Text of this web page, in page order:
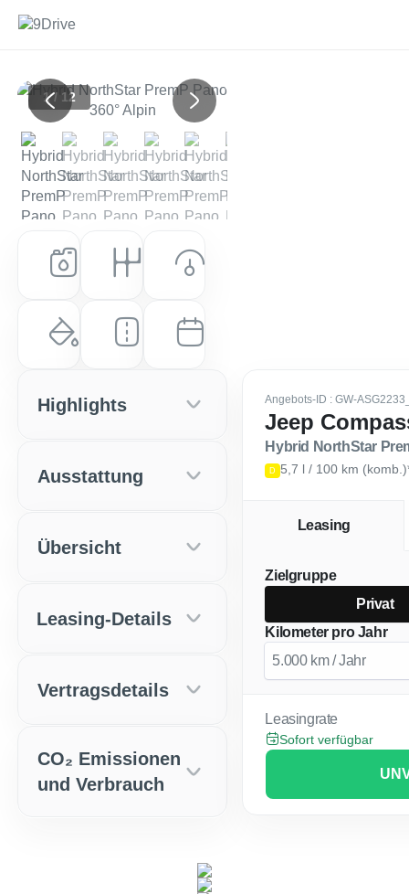
Previous Next
1 / 12
Kraftstoff
Benzin Automatik
Leistung (PS)
131 PS (96 kW)
Farbe
Alpine White / Dach: Schwarz
Laufleistung
10 km
Erstzulassung
EZ: Dez. 2025
Angebots-ID : GW-
Jeep
Hybrid NorthStar
D 5,7 l / 100 km
Leasing
Zielgruppe
Privat
Kilometer pro Jahr
Leasingrate
Sofort verfügbar
Highlights
Ausstattung
Übersicht
Leasing-Details
Vertragsdetails
CO₂ Emissionen
und Verbrauch